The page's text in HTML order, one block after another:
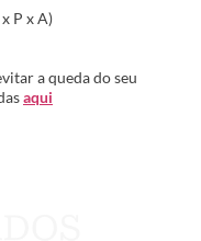
P x A)
a queda do seu
aqui